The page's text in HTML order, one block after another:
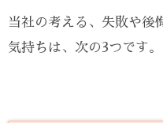
当社の考える、失敗や後
気持ちは、次の3つです。